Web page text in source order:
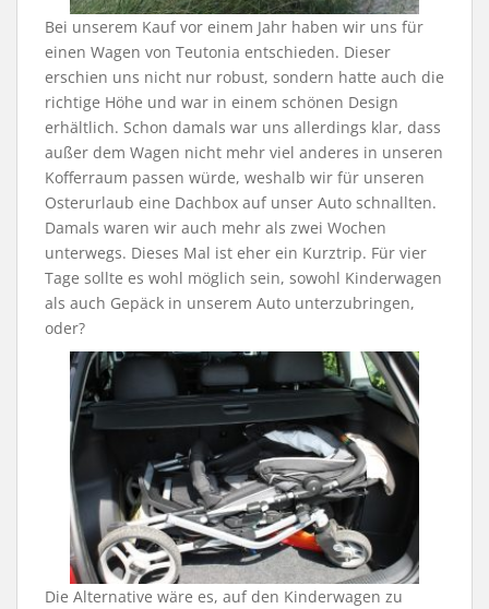
Bei unserem Kauf vor einem Jahr haben wir uns für
einen Wagen von Teutonia entschieden. Dieser
erschien uns nicht nur robust, sondern hatte auch die
richtige Höhe und war in einem schönen Design
erhältlich. Schon damals war uns allerdings klar, dass
außer dem Wagen nicht mehr viel anderes in unseren
Kofferraum passen würde, weshalb wir für unseren
Osterurlaub eine Dachbox auf unser Auto schnallten.
Damals waren wir auch mehr als zwei Wochen
unterwegs. Dieses Mal ist eher ein Kurztrip. Für vier
Tage sollte es wohl möglich sein, sowohl Kinderwagen
als auch Gepäck in unserem Auto unterzubringen,
oder?
Die Alternative wäre es, auf den Kinderwagen zu